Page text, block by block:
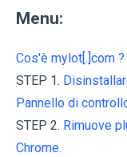
Menu:
Cos'è mylot[.]com ?
STEP 1.
Pannello di
STEP 2. Rimuove
Chrome.